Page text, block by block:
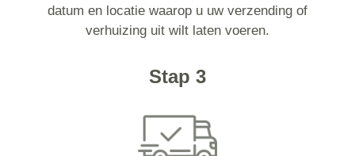
datum en locatie waarop u uw verzending of
verhuizing uit wilt laten voeren.
Stap 3